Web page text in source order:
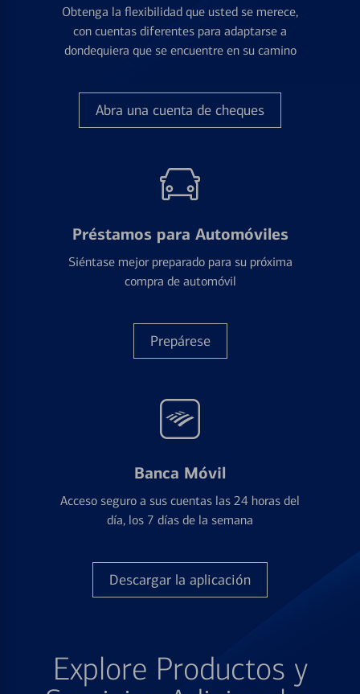
Obtenga la flexibilidad que usted se merece,
con cuentas diferentes para adaptarse a
dondequiera que se encuentre en su camino
Abra una cuenta de cheques
Préstamos para Automóviles
Siéntase mejor preparado para su próxima
compra de automóvil
Prepárese
Banca Móvil
Acceso seguro a sus cuentas las 24 horas del
día, los 7 días de la semana
Descargar la aplicación
Explore Productos y